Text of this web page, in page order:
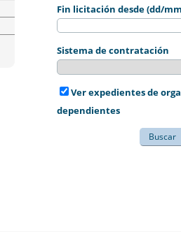
Fin licitación desde (dd/
Sistema de contratación
Ver expedientes de
dependientes